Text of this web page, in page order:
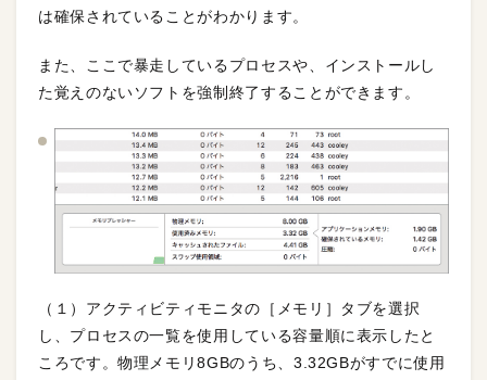
は確保されていることがわかります。
また、ここで暴走しているプロセスや、インストールし
た覚えのないソフトを強制終了することができます。
（１）アクティビティモニタの［メモリ］タブを選択
し、プロセスの一覧を使用している容量順に表示したと
ころです。物理メモリ8GBのうち、3.32GBがすでに使用